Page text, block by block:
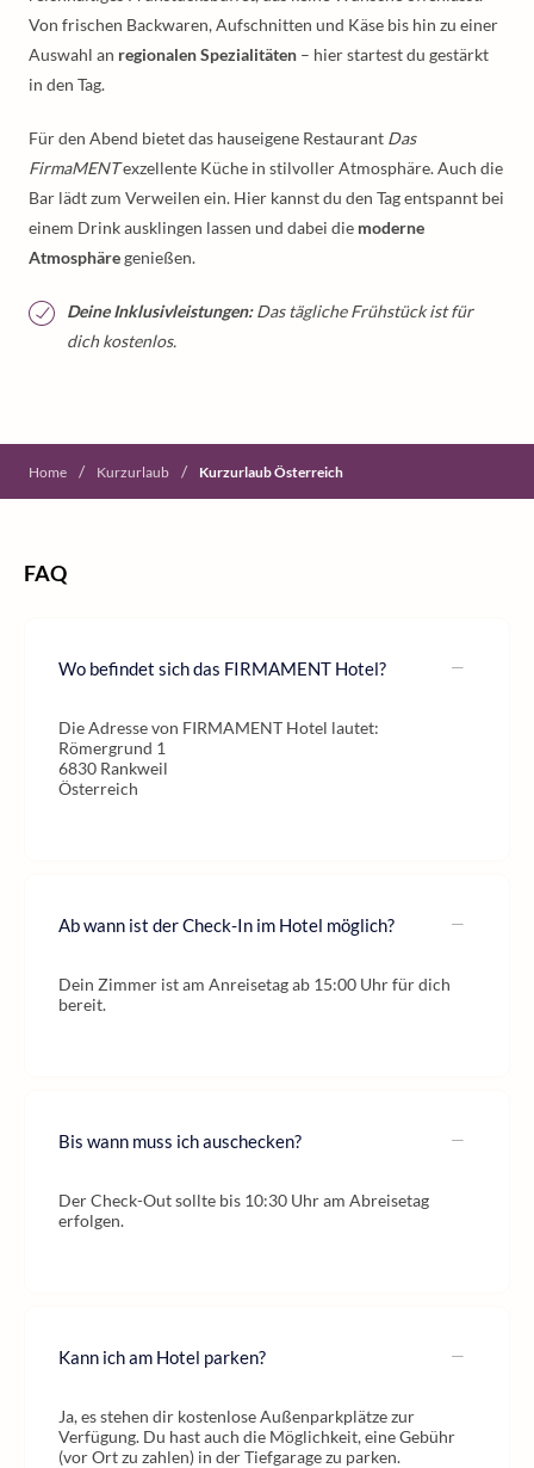
Von frischen Backwaren, Aufschnitten und Käse bis hin zu einer
Auswahl an regionalen Spezialitäten – hier startest du gestärkt
in den Tag.
Für den Abend bietet das hauseigene Restaurant Das
FirmaMENTexzellente Küche in stilvoller Atmosphäre. Auch die
Bar lädt zum Verweilen ein. Hier kannst du den Tag entspannt bei
einem Drink ausklingen lassen und dabei die moderne
Atmosphäregenießen.
Deine Inklusivleistungen:Das tägliche Frühstück ist für
dich kostenlos.
Home / Kurzurlaub / Kurzurlaub Österreich
FAQ
Wo befindet sich das FIRMAMENT Hotel?
Die Adresse von FIRMAMENT Hotel lautet:
Römergrund 1
6830 Rankweil
Österreich
Ab wann ist der Check-In im Hotel möglich?
Dein Zimmer ist am Anreisetag ab 15:00 Uhr für dich
bereit.
Bis wann muss ich auschecken?
Der Check-Out sollte bis 10:30 Uhr am Abreisetag
erfolgen.
Kann ich am Hotel parken?
Ja, es stehen dir kostenlose Außenparkplätze zur
Verfügung. Du hast auch die Möglichkeit, eine Gebühr
(vor Ort zu zahlen) in der Tiefgarage zu parken.